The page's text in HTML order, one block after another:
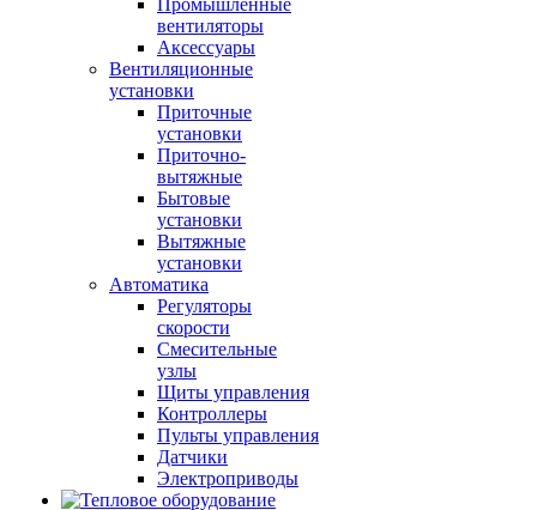
Промышленные
вентиляторы
Аксессуары
Вентиляционные
установки
Приточные
установки
Приточно-
вытяжные
Бытовые
установки
Вытяжные
установки
Автоматика
Регуляторы
скорости
Смесительные
узлы
Щиты управления
Контроллеры
Пульты управления
Датчики
Электроприводы